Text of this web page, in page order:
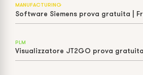
MANUFACTURING
Software Siemens prova gratuita |
PLM
Visualizzatore JT2GO prova